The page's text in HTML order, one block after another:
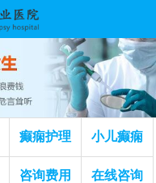
癫痫护理 小儿癫痫
咨询费用 在线咨询